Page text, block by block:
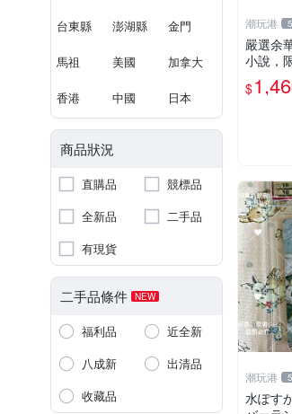
台東縣 澎湖縣 金門
馬祖 美國 加拿大
香港 中國 日本
商品狀況
直購品
競標品
全新品
二手品
有現貨
二手品條件 NEW
福利品
近全新
八成新
出清品
收藏品
潮玩港
嚴選余
小說，
印章。
$
潮玩港
水ぽす